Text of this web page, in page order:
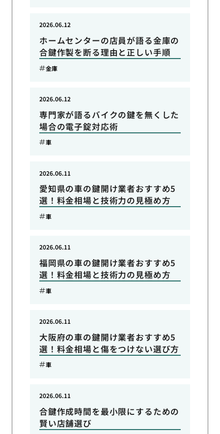
ホームセンターの店員が語る金庫の
合鍵作製を断る理由と正しい手順
2026.06.12
金庫
専門家が語るバイクの鍵を無くした
場合の電子錠対応術
2026.06.12
車
愛知県の車の鍵開け業者おすすめ5
選！料金相場と技術力の見極め方
2026.06.11
車
福岡県の車の鍵開け業者おすすめ5
選！料金相場と技術力の見極め方
2026.06.11
車
大阪府の車の鍵開け業者おすすめ5
選！料金相場と傷をつけない選び方
2026.06.11
車
合鍵作成時間を最小限にするための
賢い店舗選び
2026.06.11